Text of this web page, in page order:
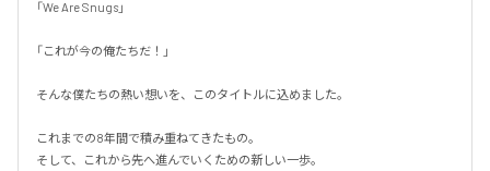
「We Are Snugs」
「これが今の俺たちだ！」
そんな僕たちの熱い想いを、このタイトルに込めました。
これまでの8年間で積み重ねてきたもの。
そして、これから先へ進んでいくための新しい一歩。